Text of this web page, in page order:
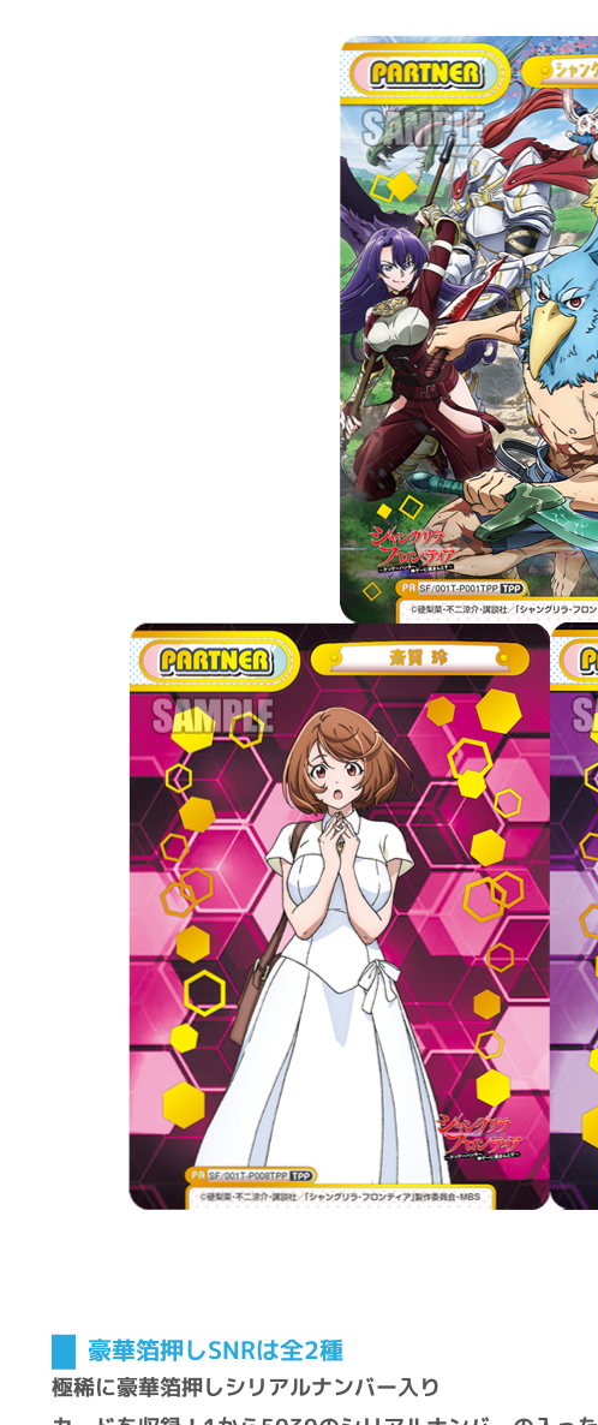
豪華箔押しSNRは全2種
極稀に豪華箔押しシリアルナンバー入り